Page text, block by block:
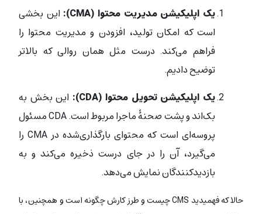
یک اپلیکیشن مدیریت محتوا (CMA):
این بخشی
است که امکان تولید، افزودن و مدیریت محتوا را
فراهم می‌کند. درست مثل همان روالی که بالاتر
توضیح دادیم.
یک اپلیکیشن تحویل محتوا (CDA):
این بخش به
بک‌اند و پشت صحنۀ ماجرا مربوط است. CDA مسئول
پروسه‌ای است که محتوای بارگذاری‌شده در CMA را
می‌گیرد، آن را در جای درست ذخیره می‌کند و به
بازدیدکنندگان نمایش می‌دهد.
حالا که فهمیدید CMS چیست و طرز کارش چگونه است و همچنین، با